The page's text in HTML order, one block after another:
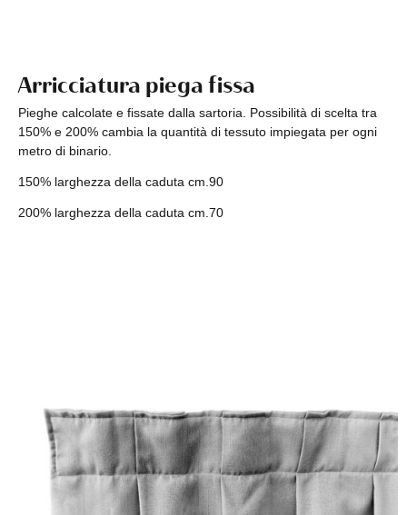
Arricciatura piega fissa
Pieghe calcolate e fissate dalla sartoria. Possibilità di scelta tra
150% e 200% cambia la quantità di tessuto impiegata per ogni
metro di binario.
150% larghezza della caduta cm.90
200% larghezza della caduta cm.70